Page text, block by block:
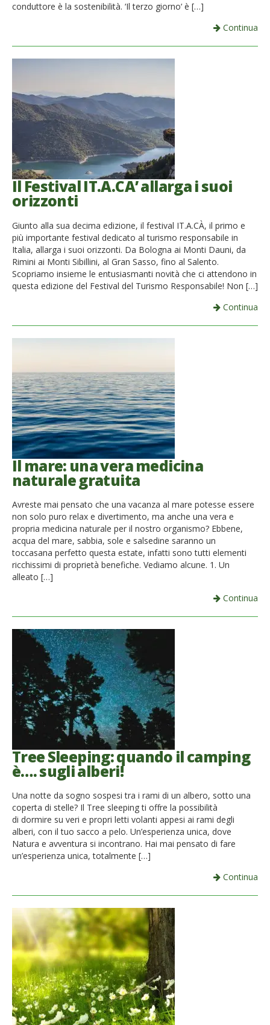
conduttore è la sostenibilità. ‘Il terzo giorno‘ è […]
Continua
Il Festival IT.A.CA’ allarga i suoi
orizzonti
Giunto alla sua decima edizione, il festival IT.A.CÀ, il primo e
più importante festival dedicato al turismo responsabile in
Italia, allarga i suoi orizzonti. Da Bologna ai Monti Dauni, da
Rimini ai Monti Sibillini, al Gran Sasso, fino al Salento.
Scopriamo insieme le entusiasmanti novità che ci attendono in
questa edizione del Festival del Turismo Responsabile! Non […]
Continua
Il mare: una vera medicina
naturale gratuita
Avreste mai pensato che una vacanza al mare potesse essere
non solo puro relax e divertimento, ma anche una vera e
propria medicina naturale per il nostro organismo? Ebbene,
acqua del mare, sabbia, sole e salsedine saranno un
toccasana perfetto questa estate, infatti sono tutti elementi
ricchissimi di proprietà benefiche. Vediamo alcune. 1. Un
alleato […]
Continua
Tree Sleeping: quando il camping
è…. sugli alberi!
Una notte da sogno sospesi tra i rami di un albero, sotto una
coperta di stelle? Il Tree sleeping ti offre la possibilità
di dormire su veri e propri letti volanti appesi ai rami degli
alberi, con il tuo sacco a pelo. Un’esperienza unica, dove
Natura e avventura si incontrano. Hai mai pensato di fare
un’esperienza unica, totalmente […]
Continua